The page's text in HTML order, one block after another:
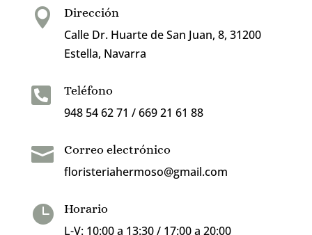
 Dirección
Calle Dr. Huarte de San Juan, 8, 31200
Estella, Navarra
 Teléfono
948 54 62 71 / 669 21 61 88
 Correo electrónico
floristeriahermoso@gmail.com
 Horario
L-V: 10:00 a 13:30 / 17:00 a 20:00